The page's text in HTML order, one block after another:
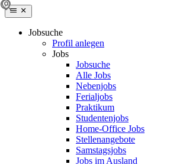
Jobsuche
Profil anlegen
Jobs
Jobsuche
Alle Jobs
Nebenjobs
Ferialjobs
Praktikum
Studentenjobs
Home-Office Jobs
Stellenangebote
Samstagsjobs
Jobs im Ausland